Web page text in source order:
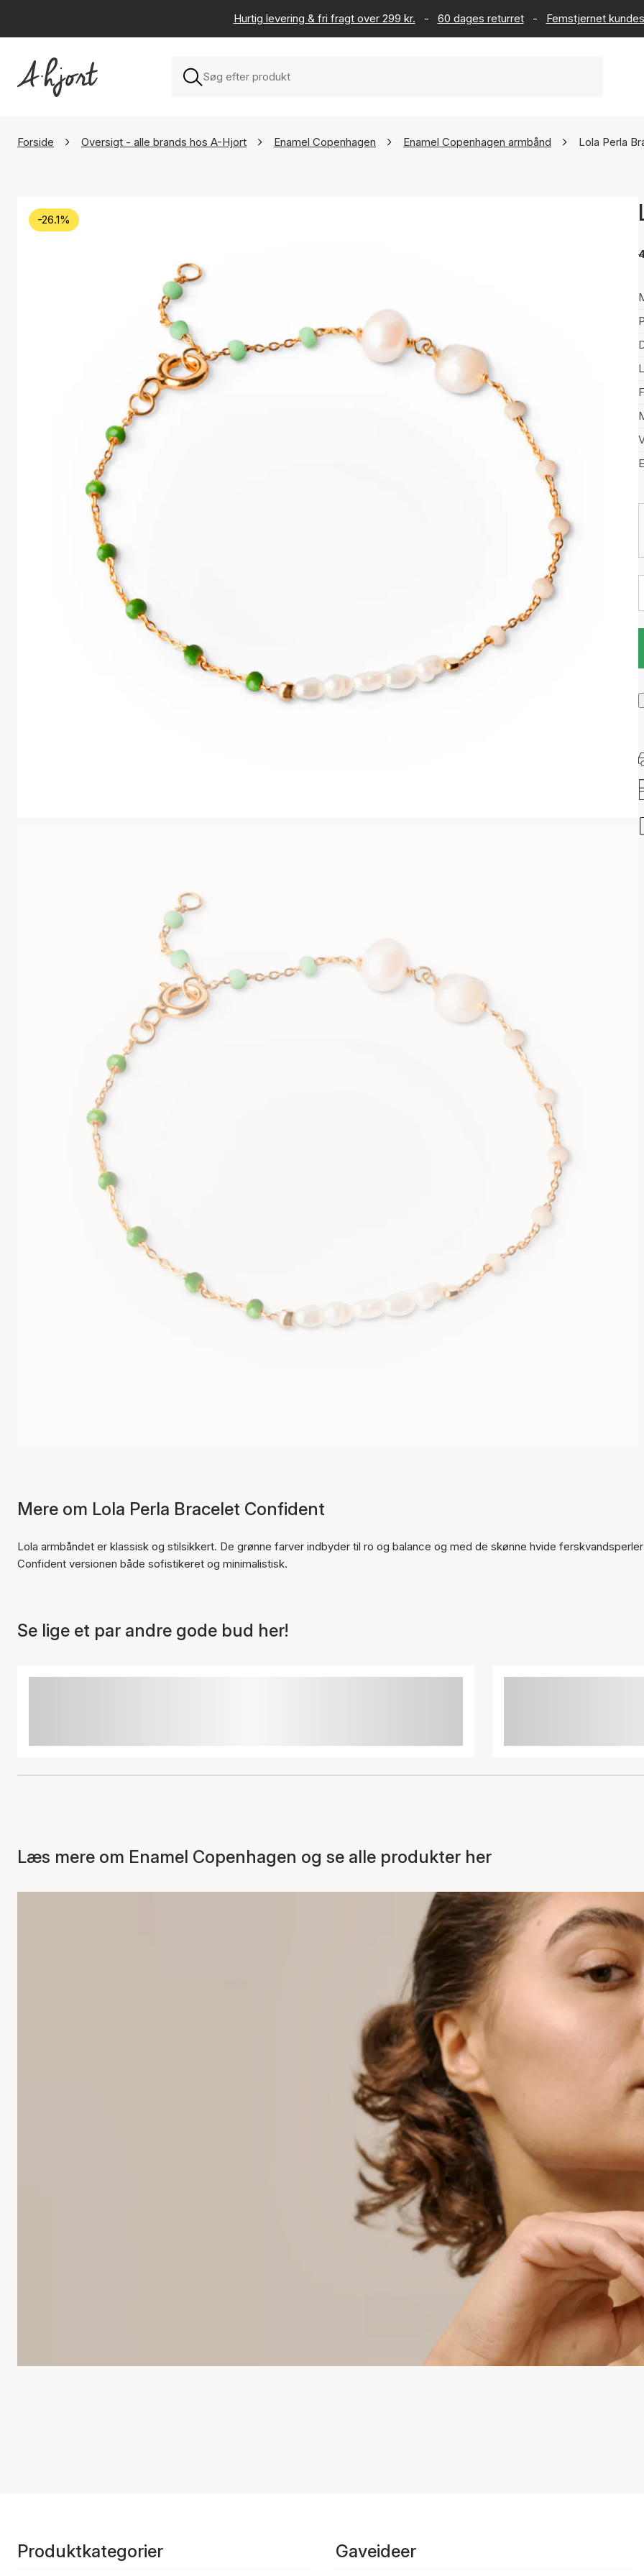
Hurtig levering & fri fragt over 299 kr. - 60 dages returret - Femstjernet
Forside Oversigt - alle brands hos A-Hjort Enamel Copenhagen Enamel Copenhagen armbånd Lola Perla
-26.1%
Mere om Lola Perla Bracelet Confident
Lola armbåndet er klassisk og stilsikkert. De grønne farver indbyder til ro og balance og med de skønne hvide
Confident versionen både sofistikeret og minimalistisk.
Se lige et par andre gode bud her!
Læs mere om Enamel Copenhagen og se alle produkter her
Produktkategorier Gaveideer